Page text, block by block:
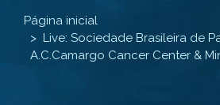
Página inicial
Live: Sociedade Brasileira de
A.C.Camargo Cancer Center &